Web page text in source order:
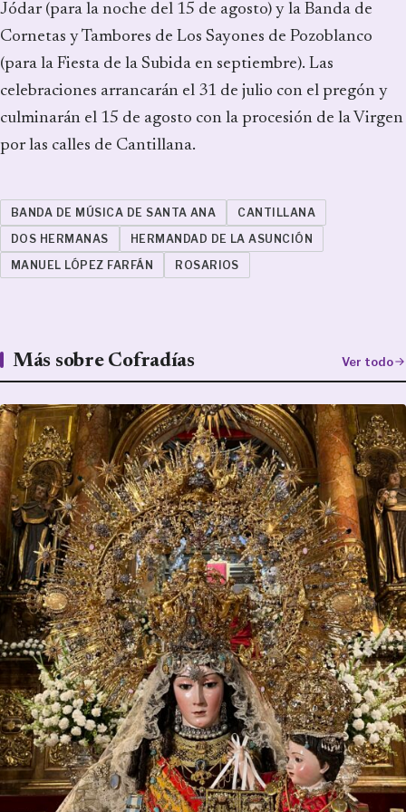
Jódar (para la noche del 15 de agosto) y la Banda de
Cornetas y Tambores de Los Sayones de Pozoblanco
(para la Fiesta de la Subida en septiembre). Las
celebraciones arrancarán el 31 de julio con el pregón y
culminarán el 15 de agosto con la procesión de la Virgen
por las calles de Cantillana.
BANDA DE MÚSICA DE SANTA ANA
CANTILLANA
DOS HERMANAS
HERMANDAD DE LA ASUNCIÓN
MANUEL LÓPEZ FARFÁN
ROSARIOS
Más sobre Cofradías Ver todo